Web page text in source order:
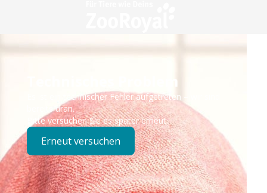
Technisches Problem
Es ist ein technischer Fehler aufgetreten – wir sind
bereits dran.
Bitte versuchen Sie es später erneut.
Erneut versuchen